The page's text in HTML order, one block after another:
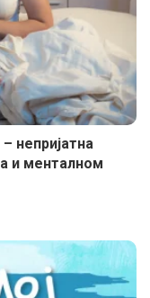
непријатна
и менталном